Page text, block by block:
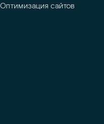
Оптимизация сайтов